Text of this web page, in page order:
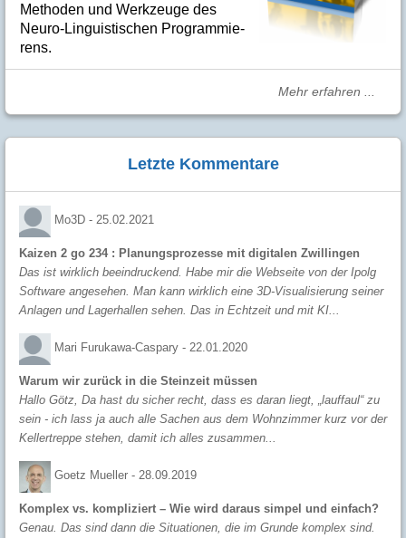
Me­­tho­­den und Werk­­zeuge des
Neuro-Linguis­­ti­schen Pro­­gram­­mie­­
rens.
Mehr erfahren ...
Letzte Kommentare
Mo3D - 25.02.2021
Kaizen 2 go 234 : Planungsprozesse mit digitalen Zwillingen
Das ist wirklich beeindruckend. Habe mir die Webseite von der Ipolg
Software angesehen. Man kann wirklich eine 3D-Visualisierung seiner
Anlagen und Lagerhallen sehen. Das in Echtzeit und mit KI...
Mari Furukawa-Caspary - 22.01.2020
Warum wir zurück in die Steinzeit müssen
Hallo Götz, Da hast du sicher recht, dass es daran liegt, „lauffaul“ zu
sein - ich lass ja auch alle Sachen aus dem Wohnzimmer kurz vor der
Kellertreppe stehen, damit ich alles zusammen...
Goetz Mueller - 28.09.2019
Komplex vs. kompliziert – Wie wird daraus simpel und einfach?
Genau. Das sind dann die Situationen, die im Grunde komplex sind.